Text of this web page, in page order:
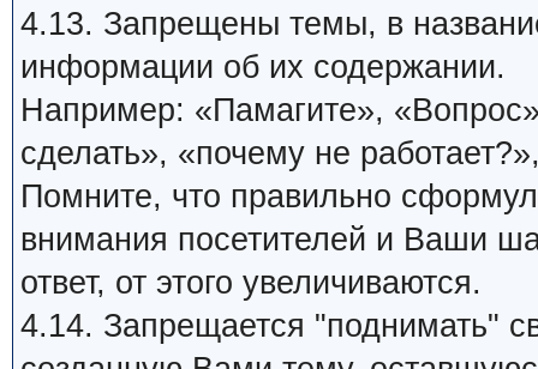
4.13. Запрещены темы, в
информации об их содержании.
Например: «Памагите»,
сделать», «почему не
Помните, что правильно
внимания посетителей и Ваши
ответ, от этого увеличиваются.
4.14. Запрещается "поднимать"